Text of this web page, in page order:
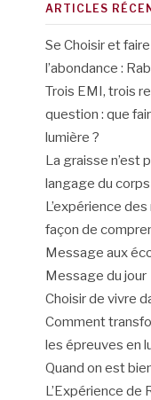
ARTICLES
Se Choisir et
l’abondance :
Trois EMI, trois
question : que
lumière ?
La graisse n’est
langage du corps
L’expérience
façon de
Message aux
Message du jour
Choisir de vivre
Comment
les épreuves en
Quand on est
L’Expérience de